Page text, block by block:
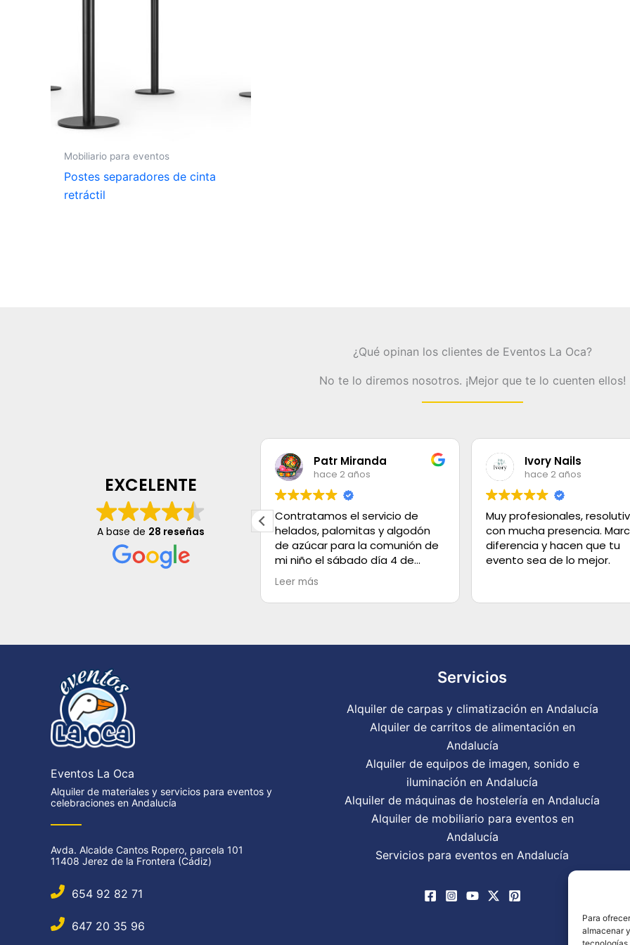
Para
almacenar
Mobiliario para eventos
Postes separadores de cinta
retráctil
¿Qué opinan los clientes de Eventos La Oca?
No te lo diremos nosotros. ¡Mejor que te lo cuenten ellos!
EXCELENTE
A base de 28 reseñas
Contratamos el servicio de
helados, palomitas y algodón
de azúcar para la comunión de
mi niño el sábado día 4 de
Ivory Nails
hace 2 años
Muy profesionales, resolutivos y
con mucha presencia. Marcan la
diferencia y hacen que tu
evento sea de lo mejor.
Maria Estudillo
hace 2 años
Muy formales y
con su trabaj9
Eventos La Oca
Alquiler de materiales y servicios para eventos y
celebraciones en Andalucía
Avda. Alcalde Cantos Ropero, parcela 101
11408 Jerez de la Frontera (Cádiz)
654 92 82 71
647 20 35 96
Servicios
Alquiler de carpas y climatización en Andalucía
Alquiler de carritos de alimentación en
Andalucía
Alquiler de equipos de imagen, sonido e
iluminación en Andalucía
Alquiler de máquinas de hostelería en Andalucía
Alquiler de mobiliario para eventos en
Andalucía
Servicios para eventos en Andalucía